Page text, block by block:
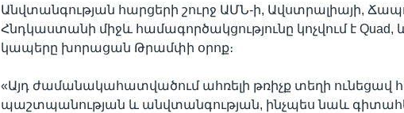
Անվտանգության հարցերի շուրջ ԱՄՆ-ի, Ավստրալիայի,
Հնդկաստանի միջև համագործակցությունը կոչվում է
կապերը խորացան Թրամփի օրոք։
«Այդ ժամանակահատվածում ահռելի թռիչք տեղի
պաշտպանության և անվտանգության, ինչպես նաև